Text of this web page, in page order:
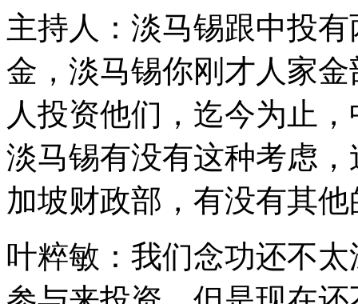
主持人：淡马锡跟中投
金，淡马锡你刚才人家
人投资他们，迄今为止
淡马锡有没有这种考虑
加坡财政部，有没有其
叶粹敏：我们念功还不